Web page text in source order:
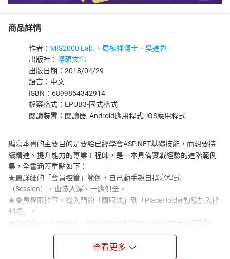
商品詳情
作者： MIS2000 Lab.、周棟祥博士、吳進魯
出版社： 博碩文化
出版日期：2018/04/29
語言：中文
ISBN：6899864342914
檔案格式：EPUB3-固式格式
閱讀裝置：閱讀器, Android應用程式, iOS應用程式
編寫本書的主要目的是要給已經學會ASP.NET基礎技能，而想要持
續精進、提升能力的專業工程師，是一本具備實戰經驗的進階範例
集，全書涵蓋重點如下：
★最詳細的「會員控管」範例，自己動手親自撰寫程式
（Session），由淺入深，一應俱全。
★會員權限控管，從入門的「障眼法」到「PlaceHolder動態加入控
制項」。
★GridView、ListView、DetailsView與FormView四大天王控制項，
自己動手寫各種功能。
★防範資料隱碼（SQL Injection）與XSS（跨網站腳本）攻擊。
★透過Windows AD登入與網路銀行同級的「CA個人憑證」登入。
查看更多